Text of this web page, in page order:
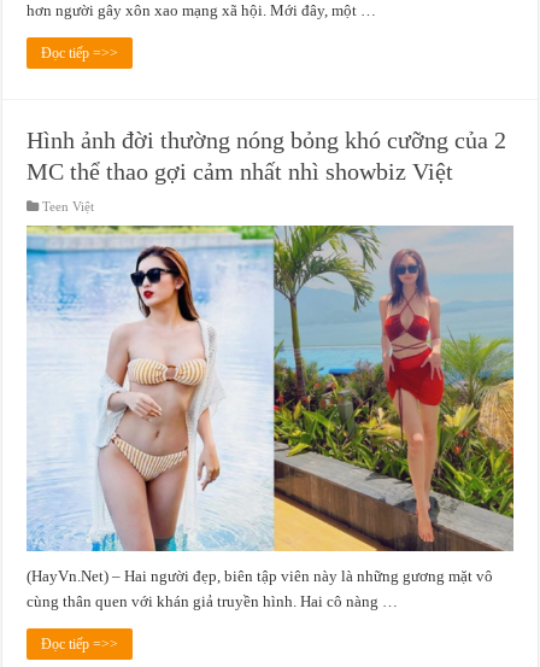
hơn người gây xôn xao mạng xã hội. Mới đây, một …
Đọc tiếp =>>
Hình ảnh đời thường nóng bỏng khó cưỡng của 2
MC thể thao gợi cảm nhất nhì showbiz Việt
Teen Việt
(HayVn.Net) – Hai người đẹp, biên tập viên này là những gương mặt vô
cùng thân quen với khán giả truyền hình. Hai cô nàng …
Đọc tiếp =>>